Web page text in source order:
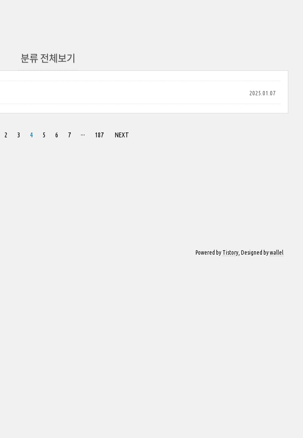
분류 전체보기
2025.01.07
2 3 4 5 6 7 ··· 187 NEXT
Powered by Tistory , Designed bywallel